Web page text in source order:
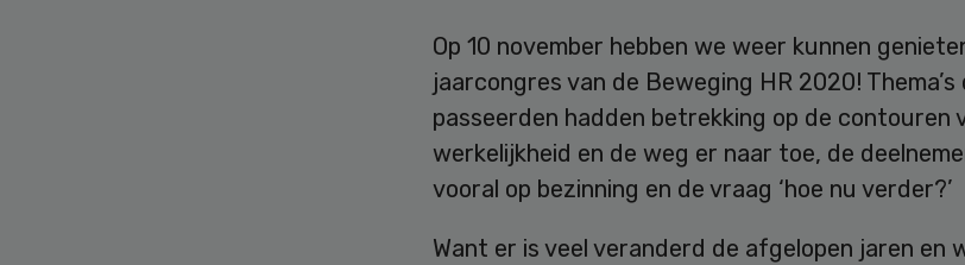
Op 10 november hebben we weer kunnen
jaarcongres van de Beweging HR 2020!
passeerden hadden betrekking op de contouren
werkelijkheid en de weg er naar toe, de
vooral op bezinning en de vraag ‘hoe nu verder?’
Want er is veel veranderd de afgelopen jaren en